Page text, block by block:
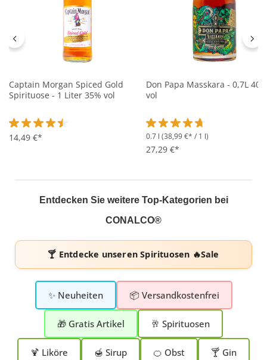
Captain Morgan Spiced Gold
Spirituose - 1 Liter 35% vol
Durchschnittliche Bewertung von 4.4 von 5 Sternen
14,49 €*
Don Papa Masskara - 0,7L 40%
vol
Durchschnittliche
0.7 l (38,99 €* / 1 l)
27,29 €*
Entdecken Sie weitere Top-Kategorien bei
CONALCO®
🍸 Entdecke unserenSpirituosen 🔥Sale
✨ Neuheiten 📦 Versandkostenfrei
🎁 Gratis Artikel 🥂 Spirituosen
🍹 Liköre 🍯 Sirup 🍊 Obst 🍸 Gin